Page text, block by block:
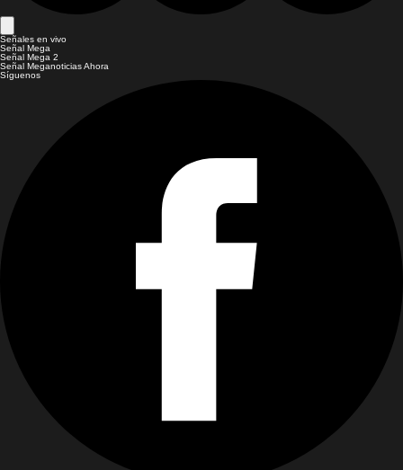
Señales en vivo
Señal Mega
Señal Mega 2
Señal Meganoticias Ahora
Síguenos